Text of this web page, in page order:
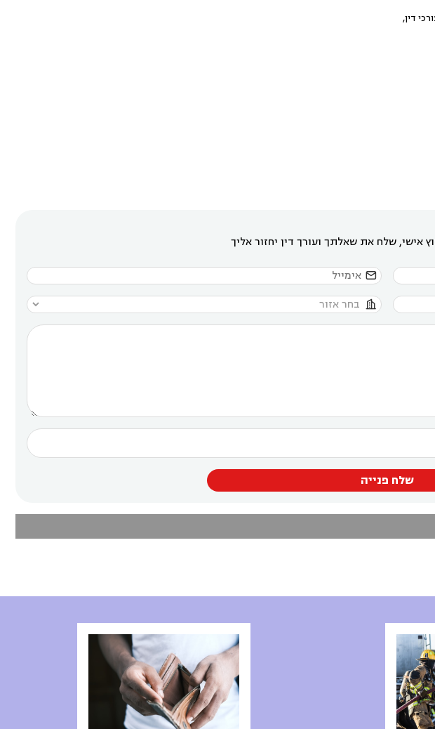
דין,
אישי, שלח את שאלתך ועורך דין יחזור אליך


שלח פנייה